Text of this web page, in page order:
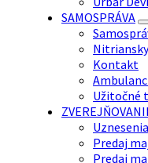
SAMOSPRÁVA
Kontakt
Užitočné
Uznesenia
Predaj
Predaj